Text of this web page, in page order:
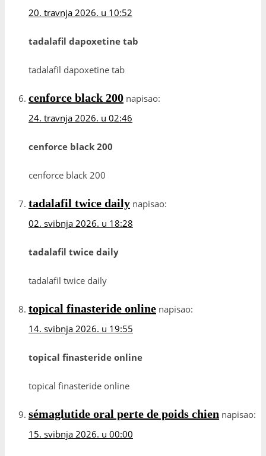
20. travnja 2026. u 10:52
tadalafil dapoxetine tab
tadalafil dapoxetine tab
cenforce black 200 napisao:
24. travnja 2026. u 02:46
cenforce black 200
cenforce black 200
tadalafil twice daily napisao:
02. svibnja 2026. u 18:28
tadalafil twice daily
tadalafil twice daily
topical finasteride online napisao:
14. svibnja 2026. u 19:55
topical finasteride online
topical finasteride online
sémaglutide oral perte de poids chien napisao:
15. svibnja 2026. u 00:00